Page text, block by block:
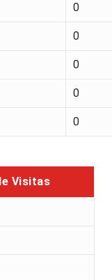
0
0
0
0
0
Visitas